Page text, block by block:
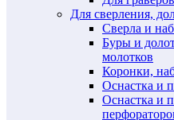
Для сверления,
Сверла и
Буры и
молотков
Коронки,
Оснастка и
Оснастка и